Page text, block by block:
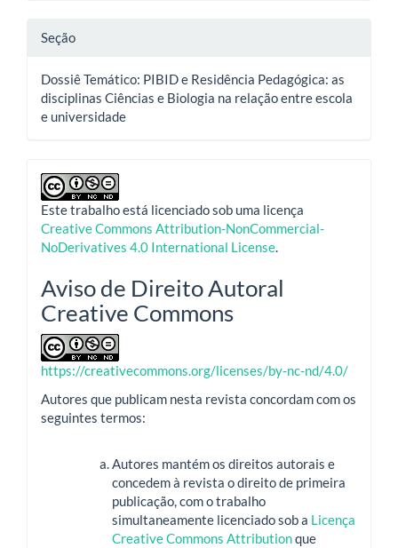
Seção
Dossiê Temático: PIBID e Residência Pedagógica: as
disciplinas Ciências e Biologia na relação entre escola
e universidade
Este trabalho está licenciado sob uma licença
Creative Commons Attribution-NonCommercial-
NoDerivatives 4.0 International License
Aviso de Direito Autoral
Creative Commons
https://creativecommons.org/licenses/by-nc-nd/4.0/
Autores que publicam nesta revista concordam com os
seguintes termos:
Autores mantém os direitos autorais e
concedem à revista o direito de primeira
publicação, com o trabalho
simultaneamente licenciado sob a Licença
Creative Commons Attributionque